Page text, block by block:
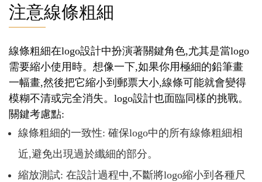
注意線條粗細
線條粗細在logo設計中扮演著關鍵角色,尤其是當logo
需要縮小使用時。想像一下,如果你用極細的鉛筆畫
一幅畫,然後把它縮小到郵票大小,線條可能就會變得
模糊不清或完全消失。logo設計也面臨同樣的挑戰。
關鍵考慮點:
線條粗細的一致性: 確保logo中的所有線條粗細相
近,避免出現過於纖細的部分。
縮放測試: 在設計過程中,不斷將logo縮小到各種尺